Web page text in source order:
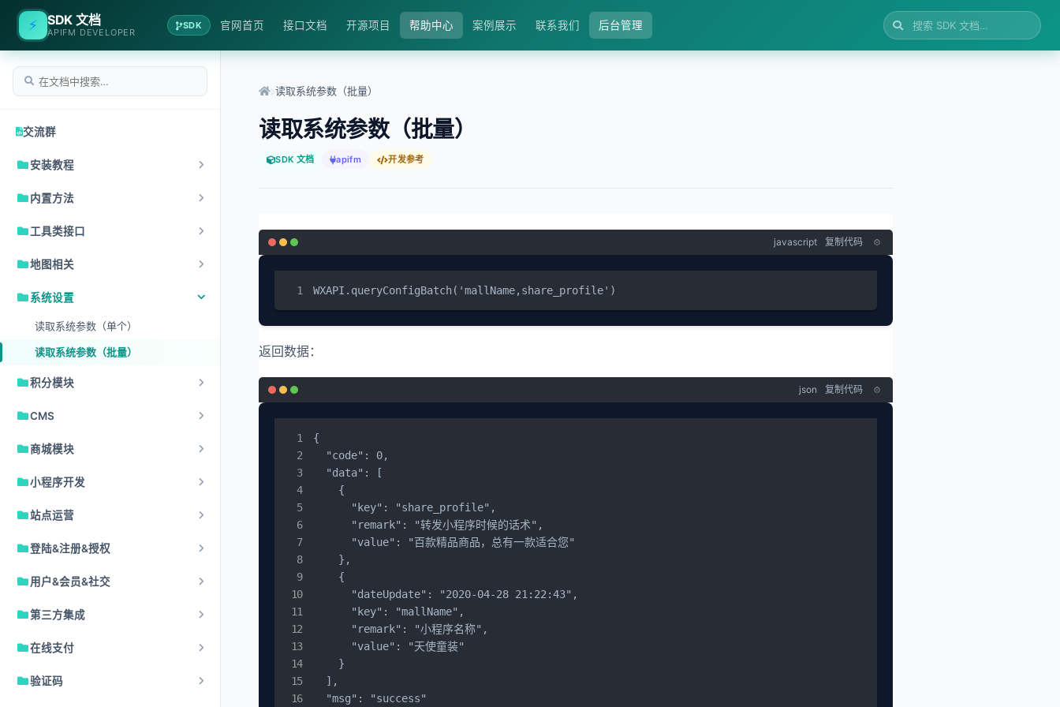
⚡ SDK 文档
APIFM DEVELOPER
SDK 官网首页 接口文档 开源项目 帮助中心 案例展示 联系我们 后台管理
交流群
安装教程
内置方法
工具类接口
地图相关
系统设置
读取系统参数（单个）
读取系统参数（批量）
积分模块
CMS
商城模块
小程序开发
站点运营
登陆&注册&授权
用户&会员&社交
第三方集成
在线支付
验证码
读取系统参数（批量）
读取系统参数（批量）
SDK 文档 apifm 开发参考
javascript 复制代码
WXAPI.queryConfigBatch('mallName,share_profile')
返回数据：
json 复制代码
{
  "code": 0,
  "data": [
    {
      "key": "share_profile",
      "remark": "转发小程序时候的话术",
      "value": "百款精品商品，总有一款适合您"
    },
    {
      "dateUpdate": "2020-04-28 21:22:43",
      "key": "mallName",
      "remark": "小程序名称",
      "value": "天使童装"
    }
  ],
  "msg": "success"